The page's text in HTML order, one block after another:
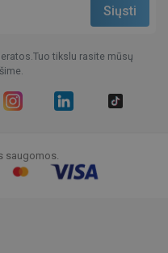
tikslu rasite mūsų
saugomos.